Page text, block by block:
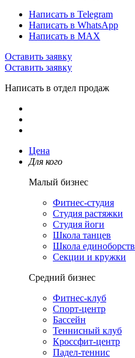
Написать в Telegram
Написать в WhatsApp
Написать в MAX
Оставить заявку
Оставить заявку
Написать в отдел продаж
Цена
Для кого
Малый бизнес
Фитнес-студия
Студия растяжки
Студия йоги
Школа танцев
Школа единоборств
Секции и кружки
Средний бизнес
Фитнес-клуб
Спорт-центр
Бассейн
Теннисный клуб
Кроссфит-центр
Падел-теннис